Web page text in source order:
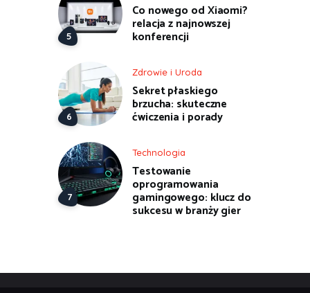
Co nowego od Xiaomi?
relacja z najnowszej
konferencji
Zdrowie i Uroda
Sekret płaskiego
brzucha: skuteczne
ćwiczenia i porady
Technologia
Testowanie
oprogramowania
gamingowego: klucz do
sukcesu w branży gier